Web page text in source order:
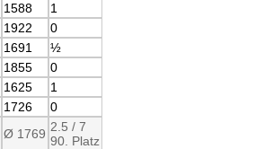
1588
1
1922
0
1691
½
1855
0
1625
1
1726
0
Ø 1769 2.5 / 7
90. Platz